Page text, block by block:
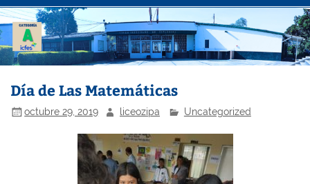
Día de Las Matemáticas
octubre 29, 2019 liceozipa Uncategorized